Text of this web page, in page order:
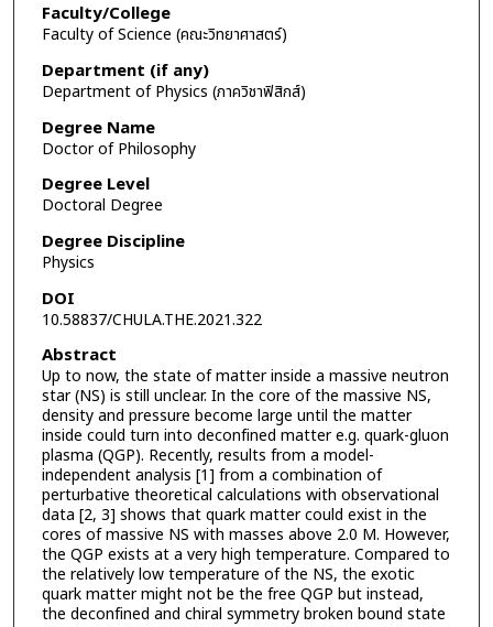
Faculty/College
Faculty of Science (คณะวิทยาศาสตร์)
Department (if any)
Department of Physics (ภาควิชาฟิสิกส์)
Degree Name
Doctor of Philosophy
Degree Level
Doctoral Degree
Degree Discipline
Physics
DOI
10.58837/CHULA.THE.2021.322
Abstract
Up to now, the state of matter inside a massive neutron
star (NS) is still unclear. In the core of the massive NS,
density and pressure become large until the matter
inside could turn into deconfined matter e.g. quark-gluon
plasma (QGP). Recently, results from a model-
independent analysis [1] from a combination of
perturbative theoretical calculations with observational
data [2, 3] shows that quark matter could exist in the
cores of massive NS with masses above 2.0 M. However,
the QGP exists at a very high temperature. Compared to
the relatively low temperature of the NS, the exotic
quark matter might not be the free QGP but instead,
the deconfined and chiral symmetry broken bound state